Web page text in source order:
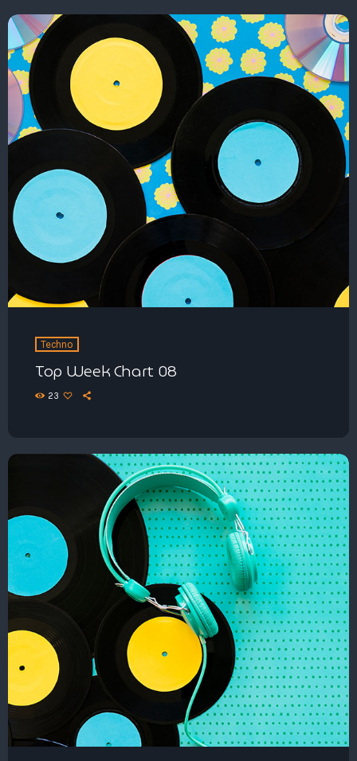
Techno
Top Week Chart 08
23